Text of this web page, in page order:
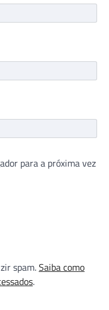
para a próxima vez
spam.Saiba como
.